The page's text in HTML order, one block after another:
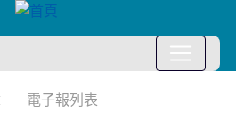
電子報列表